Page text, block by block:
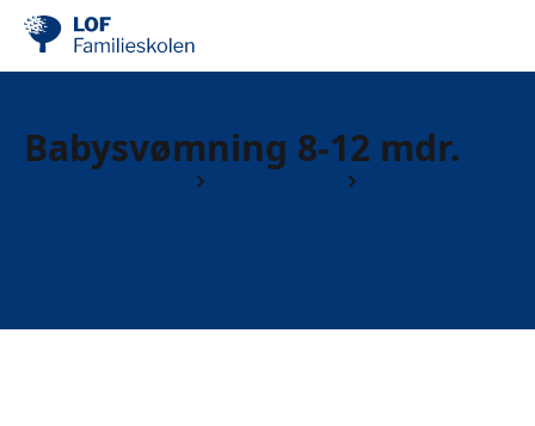
Babysvømning 8-12 mdr.